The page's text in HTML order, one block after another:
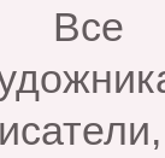
Все